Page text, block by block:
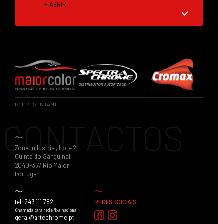
ABRIR
REPRESENTANTE
CONTACTOS
Zona Industrial, Lote 2
Quinta do Sanguinal
2040-357 Rio Maior
Portugal
tel. 243 111 782
Chamada para rede fixa nacional
geral@artechrome.pt
REDES SOCIAIS